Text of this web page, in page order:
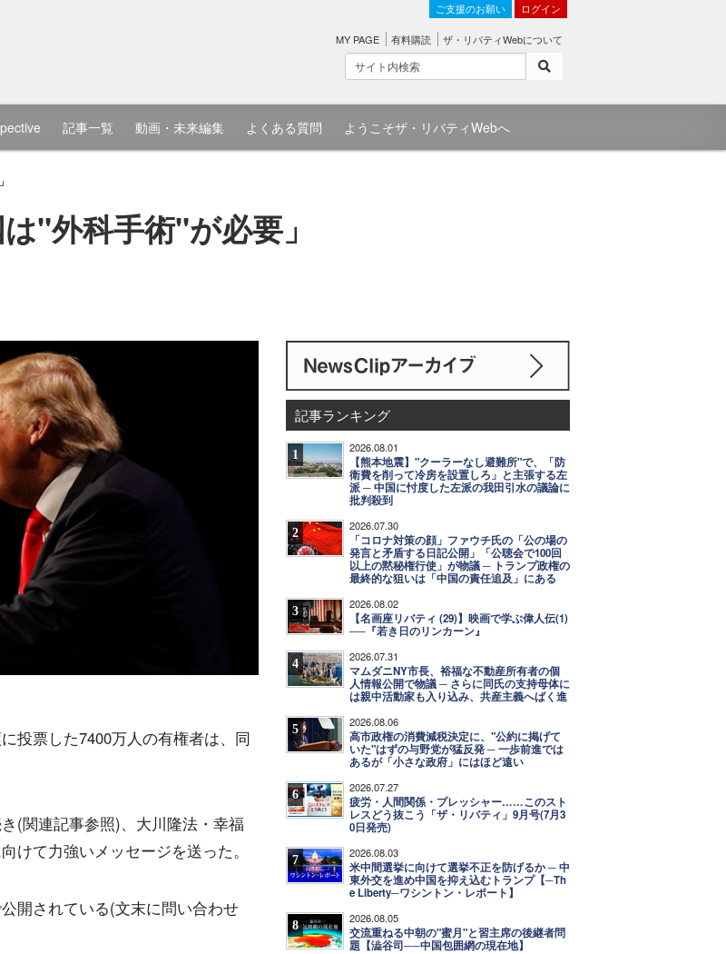
ご支援のお願い ログイン
MY PAGE 有料購読 ザ・リバティWebについて
記事一覧 動画・未来編集 よくある質問 ようこそザ・リバティWebへ
"外科手術"が必要」
投票した7400万人の有権者は、同
(関連記事参照)、大川隆法・幸福
けて力強いメッセージを送った。
開されている(文末に問い合わせ
記事ランキング
1 2026.08.01
【熊本地震】"クーラーなし避難所"で、「防
衛費を削って冷房を設置しろ」と主張する左
派 ─ 中国に忖度した左派の我田引水の議論に
批判殺到
2 2026.07.30
「コロナ対策の顔」ファウチ氏の「公の場の
発言と矛盾する日記公開」「公聴会で100回
以上の黙秘権行使」が物議 ─ トランプ政権の
最終的な狙いは「中国の責任追及」にある
3 2026.08.02
【名画座リバティ (29)】映画で学ぶ偉人伝(1)
──『若き日のリンカーン』
4 2026.07.31
マムダニNY市長、裕福な不動産所有者の個
人情報公開で物議 ─ さらに同氏の支持母体に
は親中活動家も入り込み、共産主義へばく進
5 2026.08.06
高市政権の消費減税決定に、"公約に掲げて
いた"はずの与野党が猛反発 ─ 一歩前進では
あるが「小さな政府」にはほど遠い
6 2026.07.27
疲労・人間関係・プレッシャー……このスト
レスどう抜こう「ザ・リバティ」9月号(7月3
0日発売)
7 2026.08.03
米中間選挙に向けて選挙不正を防げるか ─ 中
東外交を進め中国を抑え込むトランプ【─Th
e Liberty─ワシントン・レポート】
8 2026.08.05
交流重ねる中朝の"蜜月"と習主席の後継者問
題【澁谷司──中国包囲網の現在地】